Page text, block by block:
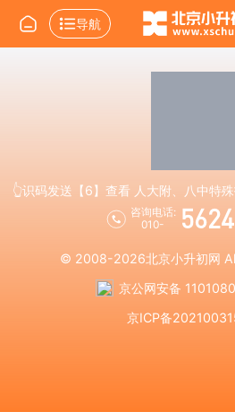
导航
👆识码发送【6】查看 人大附、八中特
咨询电话:
010-
© 2008-2026北京小升初网
京公网安备
京ICP备